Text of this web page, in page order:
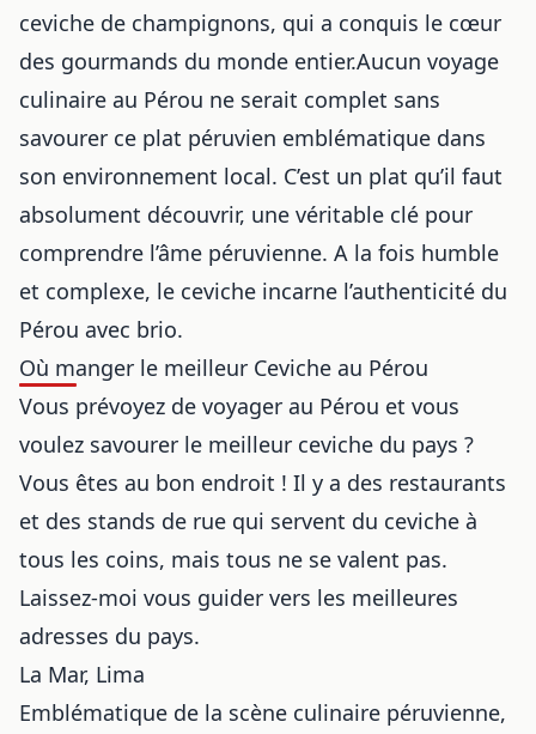
ceviche de champignons, qui a conquis le cœur
des gourmands du monde entier.Aucun voyage
culinaire au Pérou ne serait complet sans
savourer ce plat péruvien emblématique dans
son environnement local. C’est un plat qu’il faut
absolument découvrir, une véritable clé pour
comprendre l’âme péruvienne. A la fois humble
et complexe, le ceviche incarne l’authenticité du
Pérou avec brio.
Où manger le meilleur Ceviche au Pérou
Vous prévoyez de voyager au Pérou et vous
voulez savourer le meilleur ceviche du pays ?
Vous êtes au bon endroit ! Il y a des restaurants
et des stands de rue qui servent du ceviche à
tous les coins, mais tous ne se valent pas.
Laissez-moi vous guider vers les meilleures
adresses du pays.
La Mar, Lima
Emblématique de la scène culinaire péruvienne,